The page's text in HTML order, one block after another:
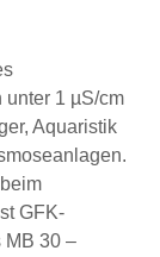
unter 1 µS/cm
Aquaristik
GFK-
MB 30 –